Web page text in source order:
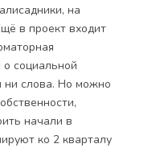
на
в проект входит
социальной
ни слова. Но можно
начали в
ко 2 кварталу